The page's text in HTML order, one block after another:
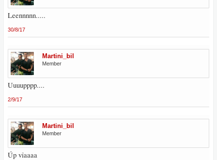
Leennnnn.....
30/8/17
Martini_bil
Member
Uuuupppp....
2/9/17
Martini_bil
Member
Úp vỉaaaa